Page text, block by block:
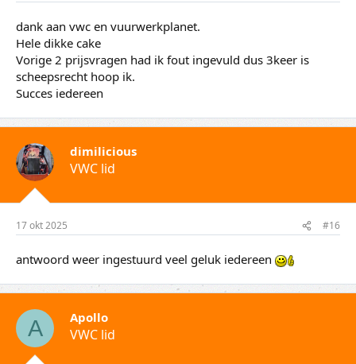
dank aan vwc en vuurwerkplanet.
Hele dikke cake
Vorige 2 prijsvragen had ik fout ingevuld dus 3keer is
scheepsrecht hoop ik.
Succes iedereen
dimilicious
VWC lid
17 okt 2025 #16
antwoord weer ingestuurd veel geluk iedereen
A Apollo
VWC lid